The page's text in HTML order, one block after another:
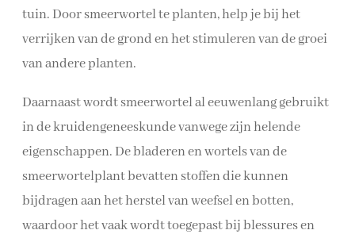
tuin. Door smeerwortel te planten, help je bij het
verrijken van de grond en het stimuleren van de groei
van andere planten.
Daarnaast wordt smeerwortel al eeuwenlang gebruikt
in de kruidengeneeskunde vanwege zijn helende
eigenschappen. De bladeren en wortels van de
smeerwortelplant bevatten stoffen die kunnen
bijdragen aan het herstel van weefsel en botten,
waardoor het vaak wordt toegepast bij blessures en